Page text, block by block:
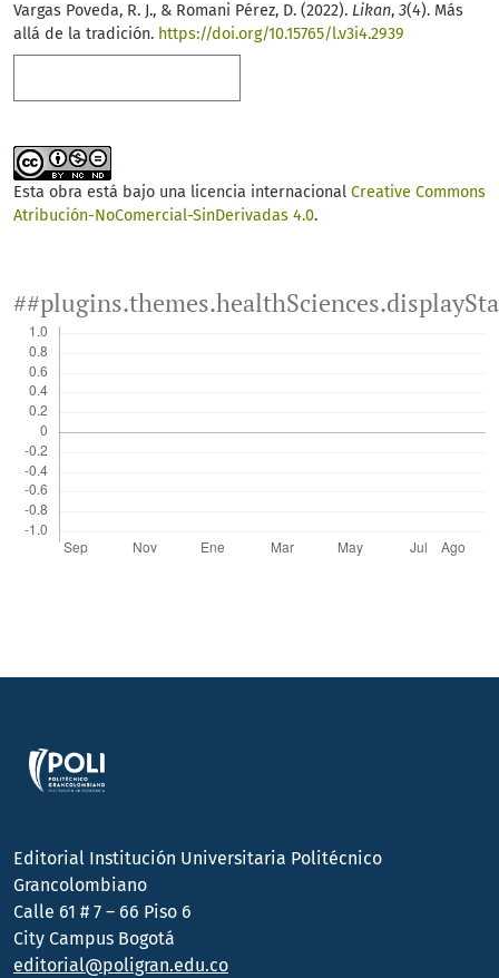
Vargas Poveda, R. J., & Romani Pérez, D. (2022). Likan, 3(4). Más
allá de la tradición. https://doi.org/10.15765/l.v3i4.2939
Esta obra está bajo una licencia internacional Creative Commons
Atribución-NoComercial-SinDerivadas 4.0.
Editorial Institución Universitaria Politécnico
Grancolombiano
Calle 61 # 7 – 66 Piso 6
City Campus Bogotá
editorial@poligran.edu.co